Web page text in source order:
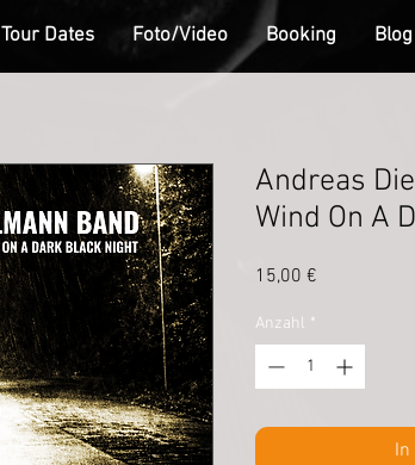
Tour Dates Foto/Video Booking Blog
Andreas
Wind On A
15,00 €
Anzahl *
In